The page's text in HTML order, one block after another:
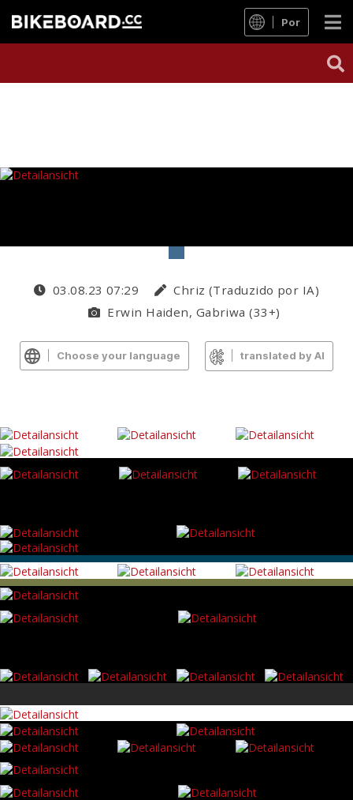
Por
03.08.23 07:29
Chriz (Traduzido por IA)
Erwin Haiden, Gabriwa (33+)
Choose your language translated by AI